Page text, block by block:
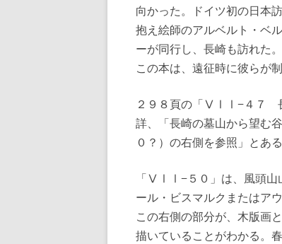
向かった。ドイツ初の日本
抱え絵師のアルベルト・ベ
ーが同行し、長崎も訪れた。
この本は、遠征時に彼らが
２９８頁の「ⅤⅠⅠ−４７ 長
詳、「長崎の墓山から望む
０？）の右側を参照」とある
「ⅤⅠⅠ−５０」は、風頭山
ール・ビスマルクまたはア
この右側の部分が、木版画
描いていることがわかる。